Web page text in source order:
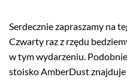
Serdecznie zapraszamy na
Czwarty raz z rzędu
w tym wydarzeniu.
stoisko AmberDust znajduje